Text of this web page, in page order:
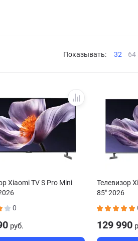
Показывать: 32 64
Xiaomi TV S Pro Mini
0
руб.
Телевизор
85" 2026
129 990